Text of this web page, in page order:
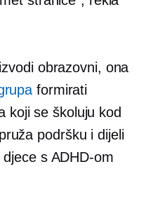
obrazovni, ona
formirati
koji se školuju kod
podršku i dijeli
s ADHD-om